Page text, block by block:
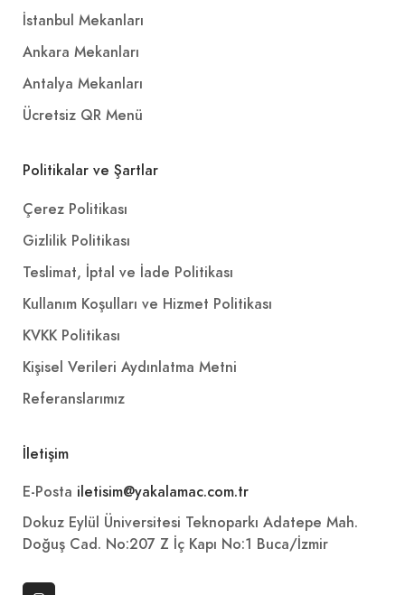
İstanbul Mekanları
Ankara Mekanları
Antalya Mekanları
Ücretsiz QR Menü
Politikalar ve Şartlar
Çerez Politikası
Gizlilik Politikası
Teslimat, İptal ve İade Politikası
Kullanım Koşulları ve Hizmet Politikası
KVKK Politikası
Kişisel Verileri Aydınlatma Metni
Referanslarımız
İletişim
E-Posta iletisim@yakalamac.com.tr
Dokuz Eylül Üniversitesi Teknoparkı Adatepe Mah.
Doğuş Cad. No:207 Z İç Kapı No:1 Buca/İzmir